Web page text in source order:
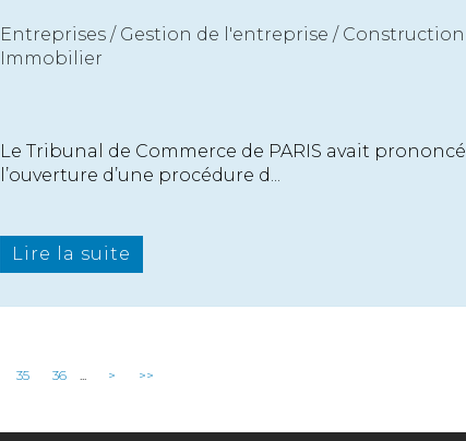
Entreprises / Gestion de l'entreprise / Construction
Immobilier
Le Tribunal de Commerce de PARIS avait prononcé
l’ouverture d’une procédure d...
Lire la suite
35 36 ... > >>